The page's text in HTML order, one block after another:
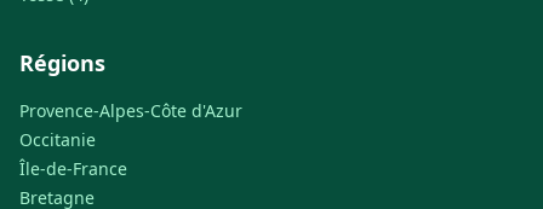
Régions
Provence-Alpes-Côte d'Azur
Occitanie
Île-de-France
Bretagne